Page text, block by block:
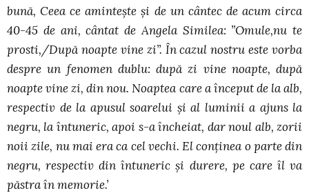
bună, Ceea ce aminteşte şi de un cântec de acum circa
40-45 de ani, cântat de Angela Similea: ”Omule,nu te
prosti,/După noapte vine zi”. În cazul nostru este vorba
despre un fenomen dublu: după zi vine noapte, după
noapte vine zi, din nou. Noaptea care a început de la alb,
respectiv de la apusul soarelui şi al luminii a ajuns la
negru, la întuneric, apoi s-a încheiat, dar noul alb, zorii
noii zile, nu mai era ca cel vechi. El conţinea o parte din
negru, respectiv din întuneric şi durere, pe care îl va
păstra în memorie.’